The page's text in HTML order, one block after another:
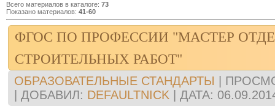
Всего материалов в каталоге: 73
Показано материалов: 41-60
ФГОС ПО ПРОФЕССИИ "МАСТЕР
СТРОИТЕЛЬНЫХ РАБОТ"
ОБРАЗОВАТЕЛЬНЫЕ СТАНДАРТЫ
ДОБАВИЛ: DEFAULTNICK ДАТА: